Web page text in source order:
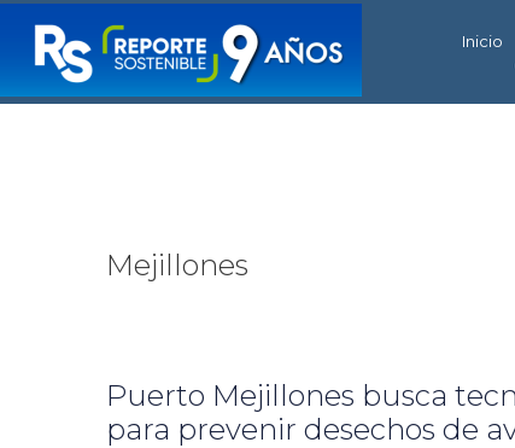
Inicio
Mejillones
Puerto Mejillones busca
para prevenir desechos de